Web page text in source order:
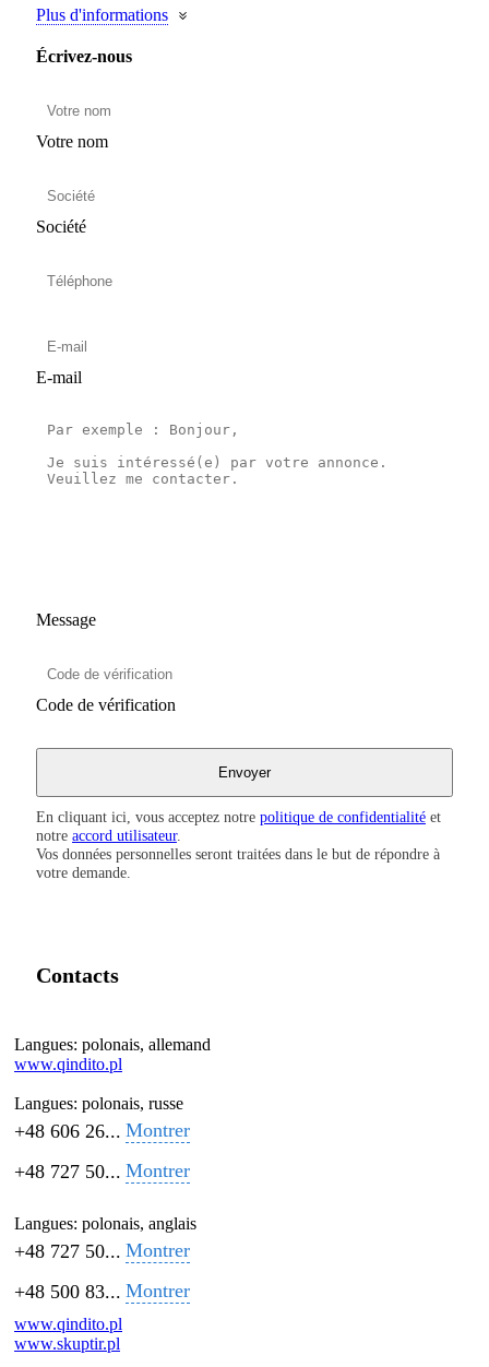
Plus d'informations
Écrivez-nous
Votre nom
Société
E-mail
Message
Code de vérification
En cliquant ici, vous acceptez notre politique de confidentialité et
notre accord utilisateur.
Vos données personnelles seront traitées dans le but de répondre à
votre demande.
Contacts
Langues: polonais, allemand
www.qindito.pl
Langues: polonais, russe
+48 606 26... Montrer
+48 727 50... Montrer
Langues: polonais, anglais
+48 727 50... Montrer
+48 500 83... Montrer
www.qindito.pl
www.skuptir.pl